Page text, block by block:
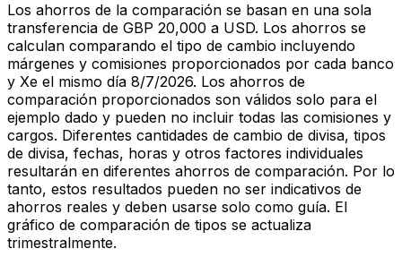
Los ahorros de la comparación se basan en una sola
transferencia de GBP 20,000 a USD. Los ahorros se
calculan comparando el tipo de cambio incluyendo
márgenes y comisiones proporcionados por cada banco
y Xe el mismo día 8/7/2026. Los ahorros de
comparación proporcionados son válidos solo para el
ejemplo dado y pueden no incluir todas las comisiones y
cargos. Diferentes cantidades de cambio de divisa, tipos
de divisa, fechas, horas y otros factores individuales
resultarán en diferentes ahorros de comparación. Por lo
tanto, estos resultados pueden no ser indicativos de
ahorros reales y deben usarse solo como guía. El
gráfico de comparación de tipos se actualiza
trimestralmente.